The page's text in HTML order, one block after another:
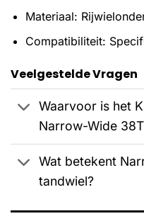
Materiaal:
Compatibiliteit:
Veelgestelde Vragen
Waarvoor is het
Narrow-Wide
Wat betekent
tandwiel?